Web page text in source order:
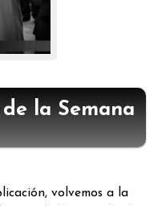
la Semana
volvemos a la